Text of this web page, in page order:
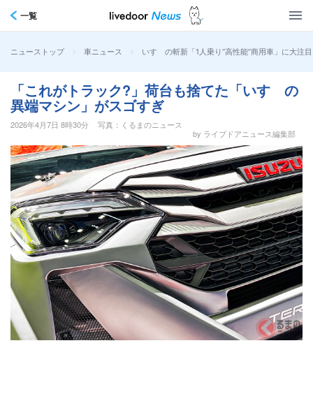
一覧
ニューストップ > 車ニュース > いすゞの斬新「1人乗り“高性能”商用車」に大
「これがトラック?」荷台も捨てた「いすゞの
異端マシン」がスゴすぎ
2026年4月7日 8時30分
写真：くるまのニュース
by ライブドアニュース編集部